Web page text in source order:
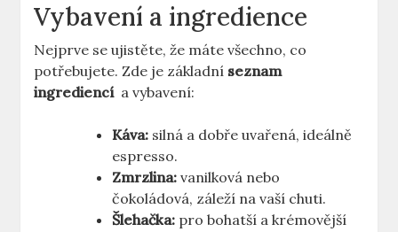
Vybavení a ingredience
Nejprve⁢ se ujistěte, že máte všechno, co
potřebujete. Zde je základní seznam
ingrediencí​ a vybavení:
Káva: silná a dobře uvařená, ideálně
espresso.
Zmrzlina: vanilková nebo
čokoládová, záleží ​na vaší chuti.
Šlehačka: pro bohatší a krémovější